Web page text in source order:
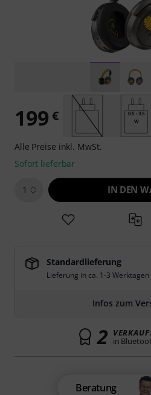
199 €
0.5 - 3.5
W
Alle Preise inkl. MwSt.
Sofort lieferbar
1 IN DEN
Standardlieferung
Lieferung in ca. 1-3 Werktagen
Infos zum
2 in
Beratung